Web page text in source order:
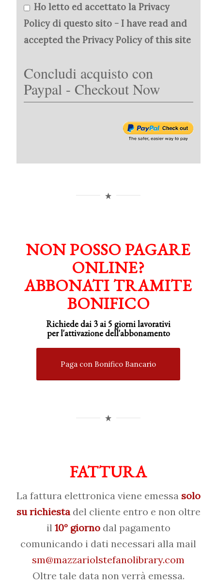
Ho letto ed accettato la Privacy
Policy di questo sito - I have read and
accepted the Privacy Policy of this site
Concludi acquisto con
Paypal - Checkout Now
NON POSSO PAGARE
ONLINE?
ABBONATI TRAMITE
BONIFICO
Richiede dai 3 ai 5 giorni lavorativi
perl'attivazionedell'abbonamento
Paga con Bonifico Bancario
FATTURA
La fattura elettronica viene emessasolo
su richiestadel cliente entro e non oltre
il 10° giornodal pagamento
comunicando i dati necessari alla mail
sm@mazzariolstefanolibrary.com
Oltre tale data non verrà emessa.